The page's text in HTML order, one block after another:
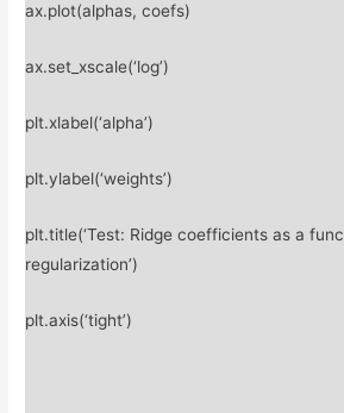
ax.plot(alphas, coefs)
ax.set_xscale(‘log’)
plt.xlabel(‘alpha’)
plt.ylabel(‘weights’)
plt.title(‘Test: Ridge coefficients as a
regularization’)
plt.axis(‘tight’)